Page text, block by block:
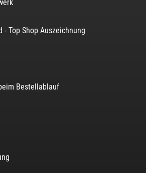
Top Shop Auszeichnung
Bestellablauf